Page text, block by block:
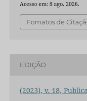
Acesso em: 8 ago. 2026.
Fomatos de
EDIÇÃO
(2023), v. 18,